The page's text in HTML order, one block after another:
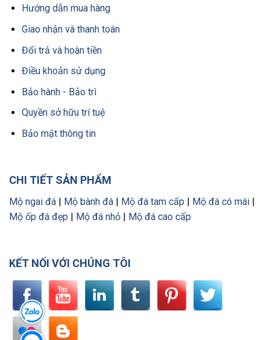
Hướng dẫn mua hàng
Giao nhận và thanh toán
Đổi trả và hoàn tiền
Điều khoản sử dụng
Bảo hành - Bảo trì
Quyền sở hữu trí tuệ
Bảo mật thông tin
CHI TIẾT SẢN PHẨM
Mộ ngai đá | Mộ bành đá | Mộ đá tam cấp | Mộ đá có mái |
Mộ ốp đá đẹp | Mộ đá nhỏ | Mộ đá cao cấp
KẾT NỐI VỚI CHÚNG TÔI